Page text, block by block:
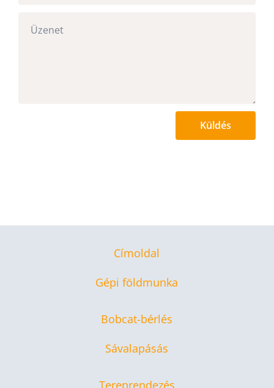
Küldés
Címoldal
Gépi földmunka
Bobcat-bérlés
Sávalapásás